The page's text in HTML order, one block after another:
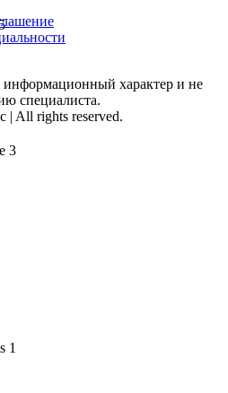
3
1
информационный характер и не
специалиста.
| All rights reserved.